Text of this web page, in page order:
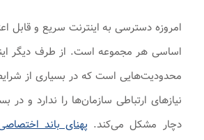
امروزه دسترسی به اینترنت سریع و قابل
اساسی هر مجموعه است. از طرف دیگر
محدودیت‌هایی است که در بسیاری از
نیازهای ارتباطی سازمان‌ها را ندارد و در
دچار مشکل می‌کند. پهنای باند